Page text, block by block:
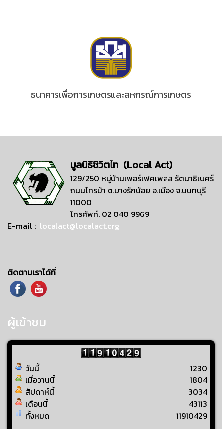
ธนาคารเพื่อการเกษตรและสหกรณ์การเกษตร
มูลนิธิชีวิตไท (Local Act)
129/250 หมู่บ้านเพอร์เฟคเพลส รัตนาธิเบศร์
ถนนไทรม้า ต.บางรักน้อย อ.เมือง จ.นนทบุรี
11000
โทรศัพท์: 02 040 9969
E-mail : localact@localact.org
ติดตามเราได้ที่
ผู้เข้าชม
วันนี้
เมื่อวานนี้
สัปดาห์นี้
เดือนนี้
ทั้งหมด
1230
1804
3034
43113
11910429